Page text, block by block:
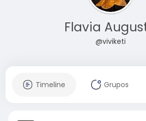
Flavia
@viviketi
Timeline Grupos